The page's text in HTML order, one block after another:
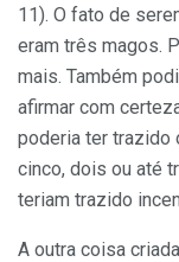
11). O fato de
eram três magos.
mais. Também
afirmar com
poderia ter trazido
cinco, dois ou até
teriam trazido
A outra coisa